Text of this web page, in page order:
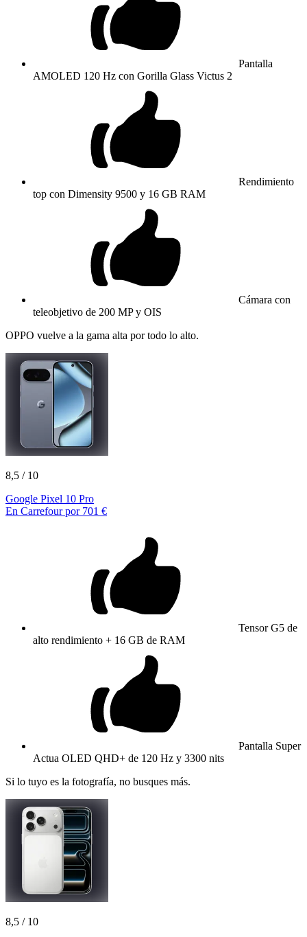
Pantalla
AMOLED 120 Hz con Gorilla Glass Victus 2
Rendimiento
top con Dimensity 9500 y 16 GB RAM
Cámara con
teleobjetivo de 200 MP y OIS
OPPO vuelve a la gama alta por todo lo alto.
8,5 / 10
Google Pixel 10 Pro
En Carrefour por 701 €
Tensor G5 de
alto rendimiento + 16 GB de RAM
Pantalla Super
Actua OLED QHD+ de 120 Hz y 3300 nits
Si lo tuyo es la fotografía, no busques más.
8,5 / 10